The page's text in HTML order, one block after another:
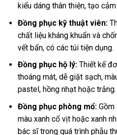
kiểu dáng thân thiện, tạo
Đồng phục kỹ thuật viên:
chất liệu kháng khuẩn và
vết bẩn, có các túi tiện dụng.
Đồng phục hộ lý: Thiết kế
thoáng mát, dễ giặt sạch,
pastel, hồng nhạt hoặc trắng.
Đồng phục phòng mổ:Gồm
màu xanh cổ vịt hoặc xanh
bác sĩ trong quá trình phẫu